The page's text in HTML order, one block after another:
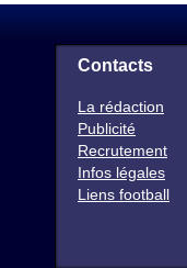
Contacts
La rédaction
Publicité
Recrutement
Infos légales
Liens football